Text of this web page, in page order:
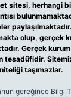
sitesi, herhangi
olup, gerçek
Gerçek
tesadüfidir.
taşımazlar.
gereğince Bilgi